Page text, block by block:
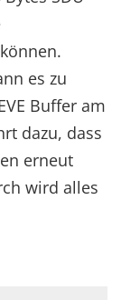
es zu
Buffer am
dazu, dass
erneut
wird alles